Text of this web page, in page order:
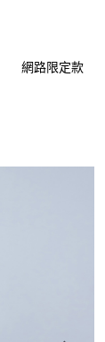
網路限定款